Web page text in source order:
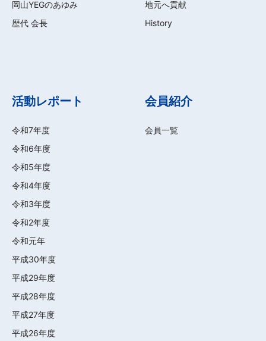
岡山YEGのあゆみ
歴代 会長
地元へ貢献
History
活動レポート
令和7年度
令和6年度
令和5年度
令和4年度
令和3年度
令和2年度
令和元年
平成30年度
平成29年度
平成28年度
平成27年度
平成26年度
会員紹介
会員一覧